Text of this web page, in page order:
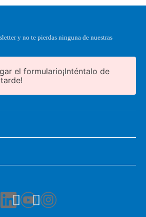
y no te pierdas ninguna de nuestras
el formulario¡Inténtalo de